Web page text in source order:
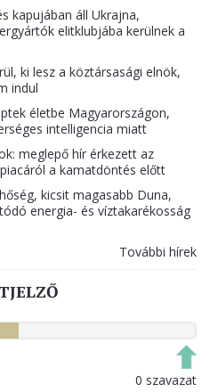
kapujában áll Ukrajna,
elitklubjába kerülnek a
ki lesz a köztársasági elnök,
indul
életbe Magyarországon,
intelligencia miatt
meglepő hír érkezett az
a kamatdöntés előtt
kicsit magasabb Duna,
energia- és víztakarékosság
További hírek
0 szavazat